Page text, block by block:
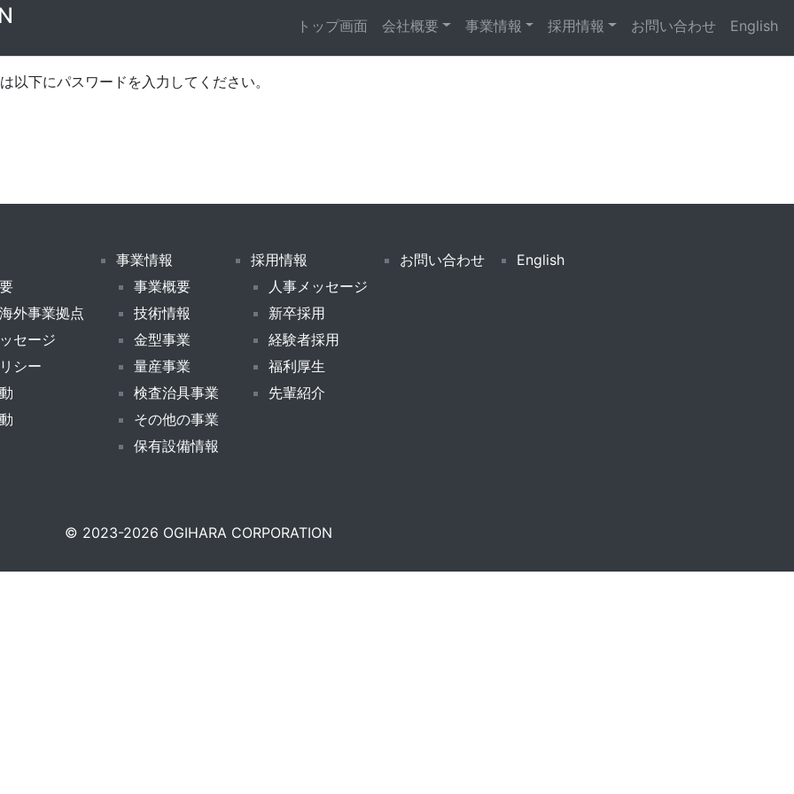
トップ画面 会社概要 事業情報 採用情報 お問い合わせ English
下にパスワードを入力してください。
外事業拠点
セージ
シー
事業情報
事業概要
技術情報
金型事業
量産事業
検査治具事業
その他の事業
保有設備情報
採用情報
人事メッセージ
新卒採用
経験者採用
福利厚生
先輩紹介
お問い合わせ English
© 2023-2026 OGIHARA CORPORATION